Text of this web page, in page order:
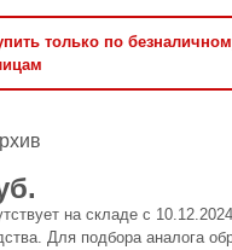
только по
на складе с
Для подбора аналога